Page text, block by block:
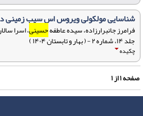
شناسایی مولکولی ویروس اس سیب زمینی در
فرامرز جانبرارزاده، سیده عاطفهحسینی، اسرا
جلد ۱۴، شماره ۲ - ( بهار و تابستان ۱۴۰۴ )
چکیده
۱از۱